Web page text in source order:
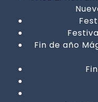
Fin de año